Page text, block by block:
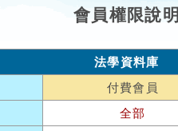
會員權限說明
法學資料庫
付費會員
全部